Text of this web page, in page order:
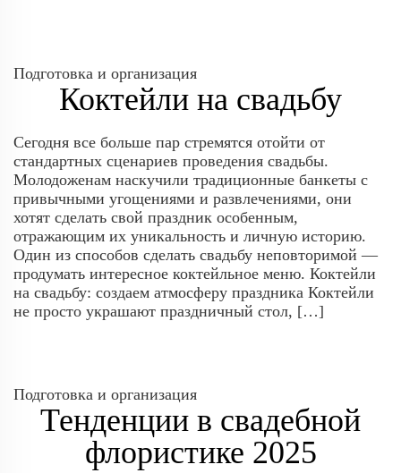
Подготовка и организация
Коктейли на свадьбу
Сегодня все больше пар стремятся отойти от
стандартных сценариев проведения свадьбы.
Молодоженам наскучили традиционные банкеты с
привычными угощениями и развлечениями, они
хотят сделать свой праздник особенным,
отражающим их уникальность и личную историю.
Один из способов сделать свадьбу неповторимой —
продумать интересное коктейльное меню. Коктейли
на свадьбу: создаем атмосферу праздника Коктейли
не просто украшают праздничный стол, […]
Подготовка и организация
Тенденции в свадебной
флористике 2025